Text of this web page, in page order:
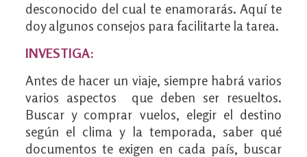
desconocido del cual te enamorarás. Aquí te
doy algunos consejos para facilitarte la tarea.
INVESTIGA:
Antes de hacer un viaje, siempre habrá varios
varios aspectos que deben ser resueltos.
Buscar y comprar vuelos, elegir el destino
según el clima y la temporada, saber qué
documentos te exigen en cada país, buscar